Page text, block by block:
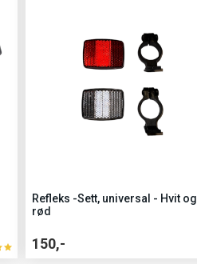
Refleks -Sett, universal - Hvit og
rød
150,-